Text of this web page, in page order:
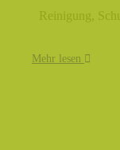
Reinigung,
Mehr lesen